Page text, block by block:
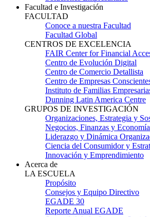
Facultad e Investigación
FACULTAD
Conoce a nuestra Facultad
Facultad Global
CENTROS DE EXCELENCIA
FAIR Center for Financial
Centro de Evolución Digital
Centro de Comercio Detallista
Centro de Empresas
Instituto de Familias
Dunning Latin America Centre
GRUPOS DE INVESTIGACIÓN
Organizaciones, Estrategia y
Negocios, Finanzas y
Liderazgo y Dinámica
Ciencia del Consumidor y
Innovación y Emprendimiento
Acerca de
LA ESCUELA
Propósito
Consejos y Equipo Directivo
EGADE 30
Reporte Anual EGADE